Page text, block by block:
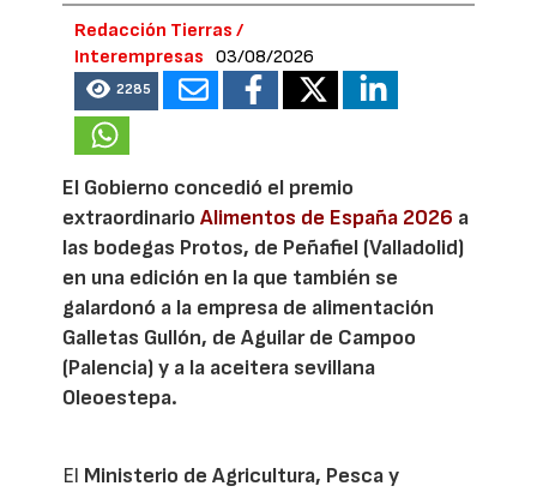
Redacción Tierras /
Interempresas
03/08/2026
2285
El Gobierno concedió el premio
extraordinarioAlimentos de España 2026 a
las bodegas Protos, de Peñafiel (Valladolid)
en una edición en la que también se
galardonó a la empresa de alimentación
Galletas Gullón, de Aguilar de Campoo
(Palencia) y a la aceitera sevillana
Oleoestepa.
El Ministerio de Agricultura, Pesca y